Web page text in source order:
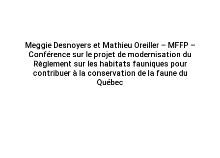
Meggie Desnoyers et Mathieu Oreiller – MFFP –
Conférence sur le projet de modernisation du
Règlement sur les habitats fauniques pour
contribuer à la conservation de la faune du
Québec